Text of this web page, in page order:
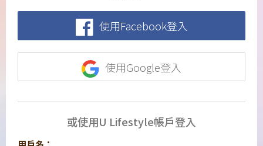
使用Facebook登入
使用Google登入
或使用U Lifestyle帳戶登入